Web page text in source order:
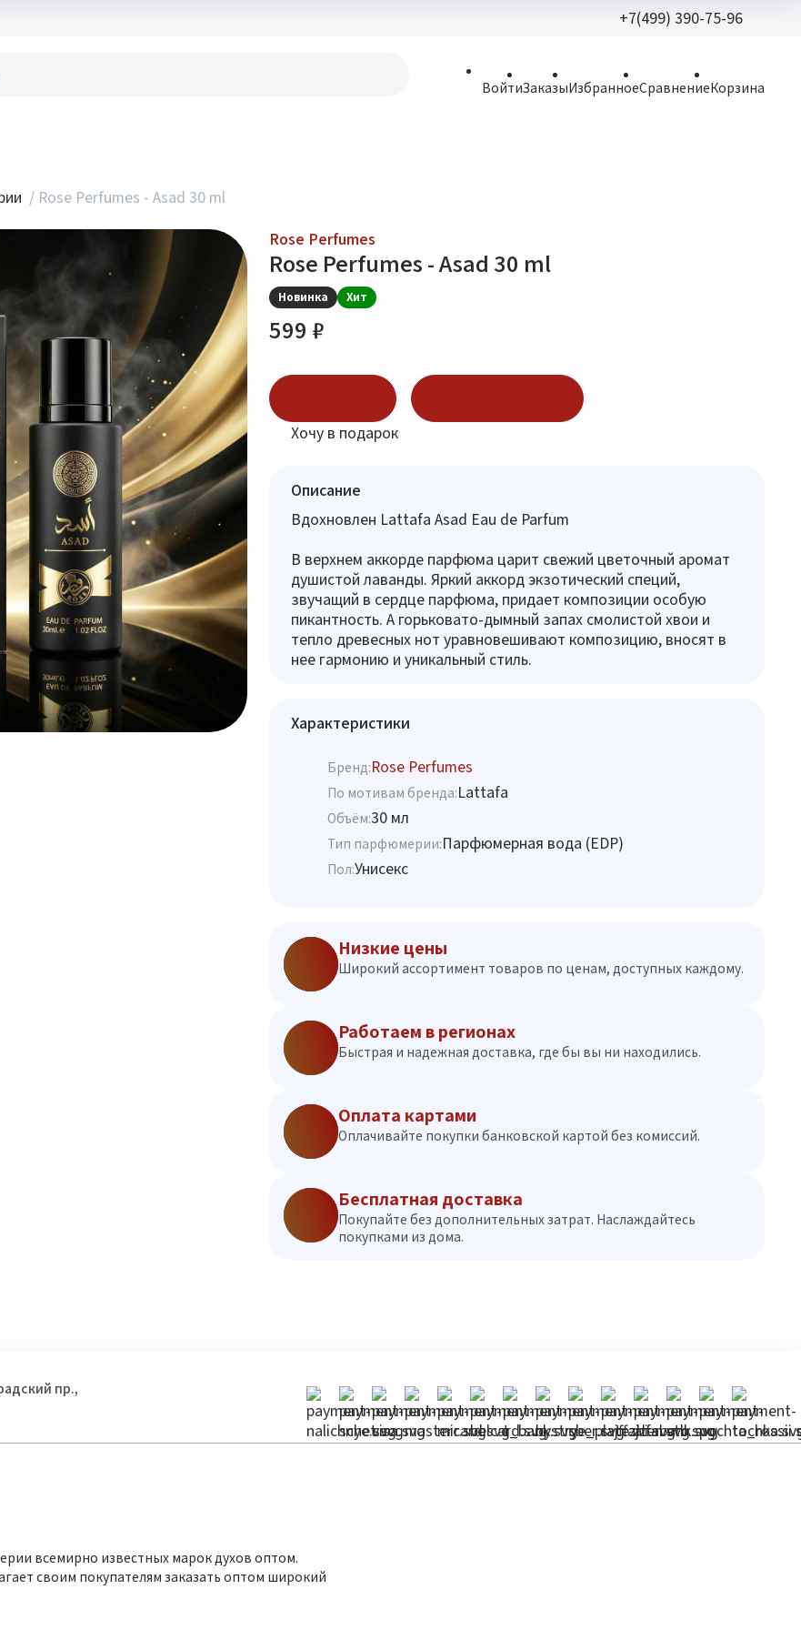
+7(499) 390-75-96
ВойтиЗаказыИзбранноеСравнениеКорзина
/ Rose Perfumes - Asad 30 ml
Rose Perfumes
Rose Perfumes - Asad 30 ml
Новинка Хит
599 ₽
Хочу в подарок
Описание
Вдохновлен Lattafa Asad Eau de Parfum
В верхнем аккорде парфюма царит свежий цветочный аромат
душистой лаванды. Яркий аккорд экзотический специй,
звучащий в сердце парфюма, придает композиции особую
пикантность. А горьковато-дымный запах смолистой хвои и
тепло древесных нот уравновешивают композицию, вносят в
нее гармонию и уникальный стиль.
Характеристики
Бренд:Rose Perfumes
По мотивам бренда:Lattafa
Объём:30 мл
Тип парфюмерии:Парфюмерная вода (EDP)
Пол:Унисекс
Низкие цены
Широкий ассортимент товаров по ценам, доступных каждому.
Работаем в регионах
Быстрая и надежная доставка, где бы вы ни находились.
Оплата картами
Оплачивайте покупки банковской картой без комиссий.
Бесплатная доставка
Покупайте без дополнительных затрат. Наслаждайтесь
покупками из дома.
пр.,
всемирно известных марок духов оптом.
своим покупателям заказать оптом широкий